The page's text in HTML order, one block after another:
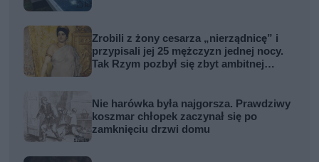
Zrobili z żony cesarza „nierządnicę” i
przypisali jej 25 mężczyzn jednej nocy.
Tak Rzym pozbył się zbyt ambitnej
Nie harówka była najgorsza. Prawdziwy
koszmar chłopek zaczynał się po
zamknięciu drzwi domu